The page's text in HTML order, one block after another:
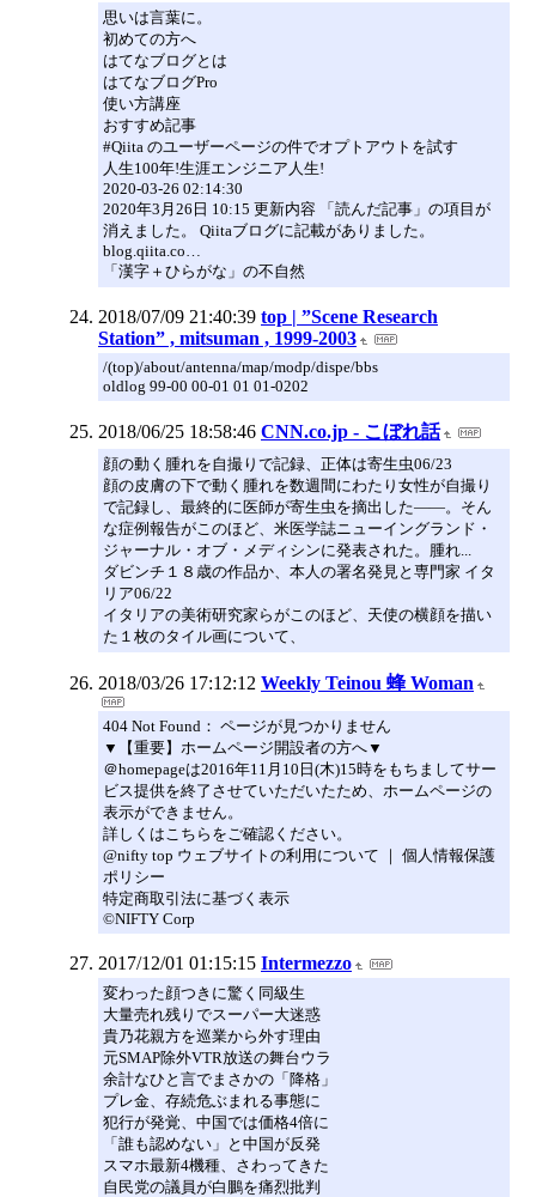
思いは言葉に。
初めての方へ
はてなブログとは
はてなブログPro
使い方講座
おすすめ記事
#Qiita のユーザーページの件でオプトアウトを試す
人生100年!生涯エンジニア人生!
2020-03-26 02:14:30
2020年3月26日 10:15 更新内容 「読んだ記事」の項目が
消えました。 Qiitaブログに記載がありました。
blog.qiita.co…
「漢字＋ひらがな」の不自然
2018/07/09 21:40:39 top | ”Scene Research
Station” , mitsuman , 1999-2003
/(top)/about/antenna/map/modp/dispe/bbs
oldlog 99-00 00-01 01 01-0202
2018/06/25 18:58:46 CNN.co.jp - こぼれ話
顔の動く腫れを自撮りで記録、正体は寄生虫06/23
顔の皮膚の下で動く腫れを数週間にわたり女性が自撮り
で記録し、最終的に医師が寄生虫を摘出した――。そん
な症例報告がこのほど、米医学誌ニューイングランド・
ジャーナル・オブ・メディシンに発表された。腫れ...
ダビンチ１８歳の作品か、本人の署名発見と専門家 イタ
リア06/22
イタリアの美術研究家らがこのほど、天使の横顔を描い
た１枚のタイル画について、
2018/03/26 17:12:12 Weekly Teinou 蜂 Woman
404 Not Found： ページが見つかりません
▼【重要】ホームページ開設者の方へ▼
＠homepageは2016年11月10日(木)15時をもちましてサー
ビス提供を終了させていただいたため、ホームページの
表示ができません。
詳しくはこちらをご確認ください。
@nifty top ウェブサイトの利用について ｜ 個人情報保護
ポリシー
特定商取引法に基づく表示
©NIFTY Corp
2017/12/01 01:15:15 Intermezzo
変わった顔つきに驚く同級生
大量売れ残りでスーパー大迷惑
貴乃花親方を巡業から外す理由
元SMAP除外VTR放送の舞台ウラ
余計なひと言でまさかの「降格」
プレ金、存続危ぶまれる事態に
犯行が発覚、中国では価格4倍に
「誰も認めない」と中国が反発
スマホ最新4機種、さわってきた
自民党の議員が白鵬を痛烈批判